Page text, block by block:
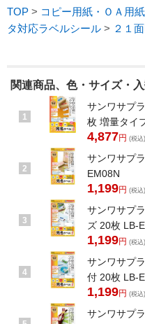
TOP > コピー用紙・ＯＡ用紙
タ対応ラベルシール > ２１
関連商品、色・サイズ・
1
サンワサプ
枚 増量タイ
4,877円 (税込)
2
サンワサプ
EM08N
1,199円 (税込)
3
サンワサプ
ズ 20枚 LB-
1,199円 (税込)
4
サンワサプ
付 20枚 LB-
1,199円 (税込)
サンワサプ